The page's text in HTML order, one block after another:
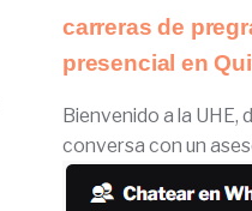
carreras de
presencial en
Bienvenido a la UHE,
conversa con un